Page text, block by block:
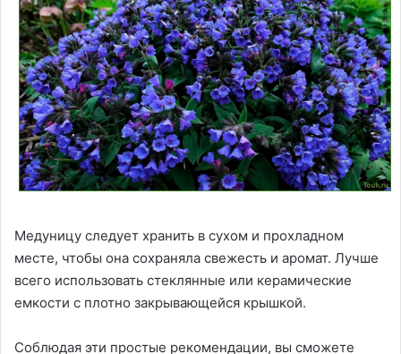
Медуницу следует хранить в сухом и прохладном
месте, чтобы она сохраняла свежесть и аромат. Лучше
всего использовать стеклянные или керамические
емкости с плотно закрывающейся крышкой.
Соблюдая эти простые рекомендации, вы сможете